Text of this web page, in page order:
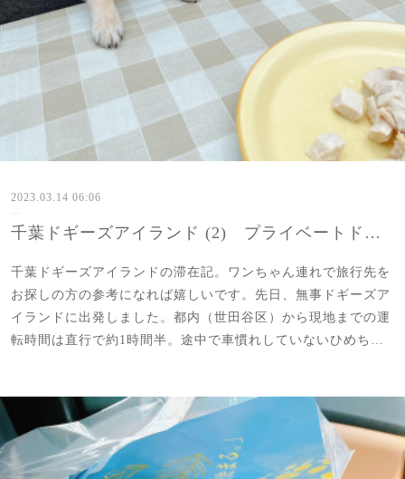
2023.03.14 06:06
千葉ドギーズアイランド (2) プライベートドッグラン
千葉ドギーズアイランドの滞在記。ワンちゃん連れで旅行先を
お探しの方の参考になれば嬉しいです。先日、無事ドギーズア
イランドに出発しました。都内（世田谷区）から現地までの運
転時間は直行で約1時間半。途中で車慣れしていないひめち…